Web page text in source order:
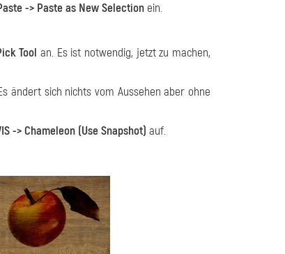
-> Paste as New Selection ein.
Tool an. Es ist notwendig, jetzt zu machen,
ändert sich nichts vom Aussehen aber ohne
-> Chameleon (Use Snapshot) auf.